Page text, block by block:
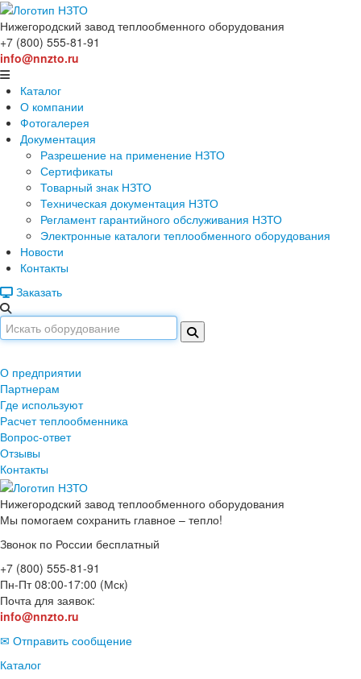
Нижегородский завод теплообменного оборудования
+7 (800) 555-81-91
info@nnzto.ru
Каталог
О компании
Фотогалерея
Документация
Разрешение на применение НЗТО
Сертификаты
Товарный знак НЗТО
Техническая документация НЗТО
Регламент гарантийного обслуживания НЗТО
Электронные каталоги теплообменного оборудования
Новости
Контакты
Заказать
О предприятии
Партнерам
Где используют
Расчет теплообменника
Вопрос-ответ
Отзывы
Контакты
Нижегородский завод теплообменного оборудования
Мы помогаем сохранить главное – тепло!
Звонок по России бесплатный
+7 (800) 555-81-91
Пн-Пт 08:00-17:00 (Мск)
Почта для заявок:
info@nnzto.ru
✉ Отправить сообщение
Каталог